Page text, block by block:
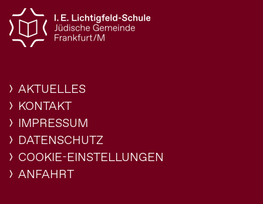
AKTUELLES
KONTAKT
IMPRESSUM
DATENSCHUTZ
COOKIE-EINSTELLUNGEN
ANFAHRT